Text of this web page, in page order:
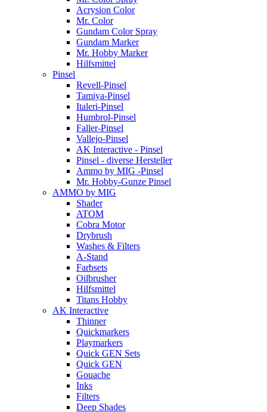
Acrysion Color
Mr. Color
Gundam Color Spray
Gundam Marker
Mr. Hobby Marker
Hilfsmittel
Pinsel
Revell-Pinsel
Tamiya-Pinsel
Italeri-Pinsel
Humbrol-Pinsel
Faller-Pinsel
Vallejo-Pinsel
AK Interactive - Pinsel
Pinsel - diverse Hersteller
Ammo by MIG -Pinsel
Mr. Hobby-Gunze Pinsel
AMMO by MIG
Shader
ATOM
Cobra Motor
Drybrush
Washes & Filters
A-Stand
Farbsets
Oilbrusher
Hilfsmittel
Titans Hobby
AK Interactive
Thinner
Quickmarkers
Playmarkers
Quick GEN Sets
Quick GEN
Gouache
Inks
Filters
Deep Shades